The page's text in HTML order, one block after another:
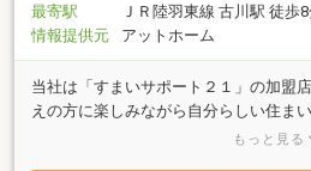
最寄駅
ＪＲ陸羽東線 古川駅 徒歩
情報提供元
アットホーム
当社は「すまいサポート２１」の加盟
えの方に楽しみながら自分らしい住ま
ために、一級建築士、ファイナルシャ
もっと見る